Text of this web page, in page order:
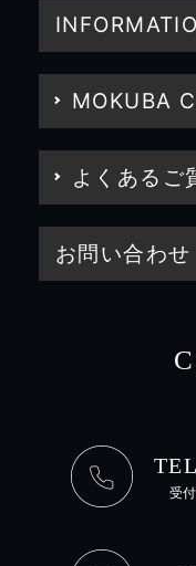
MOKUBA
よくあるご
お問い合わせ
受